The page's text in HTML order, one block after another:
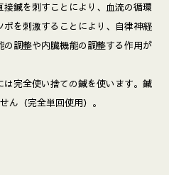
鍼を刺すことにより、血流の循環
を刺激することにより、自律神経
調整や内臓機能の調整する作用が
完全使い捨ての鍼を使います。鍼
ん（完全単回使用）。